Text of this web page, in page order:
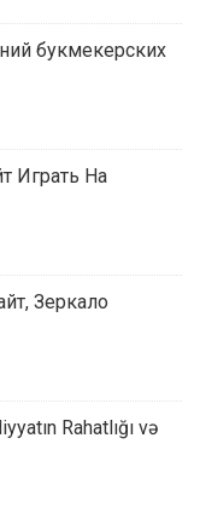
букмекерских
Играть На
Зеркало
Rahatlığı və